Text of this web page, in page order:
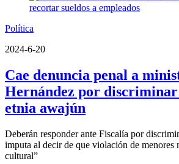
Política
2024-6-20
Cae denuncia penal a
Hernández por discriminar
etnia awajún
Deberán responder ante Fiscalía por
imputa al decir de que violación de menores
cultural”